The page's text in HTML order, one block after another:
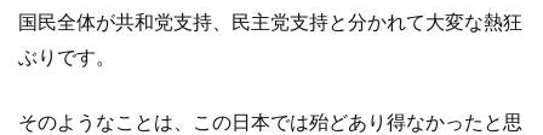
国民全体が共和党支持、民主党支持と分かれて大変な熱狂
ぶりです。
そのようなことは、この日本では殆どあり得なかったと思